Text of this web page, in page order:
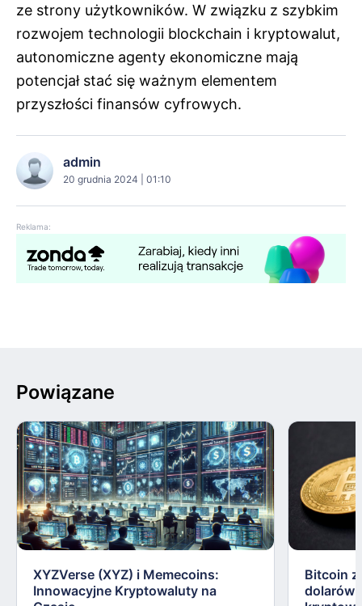
ze strony użytkowników. W związku z szybkim
rozwojem technologii blockchain i kryptowalut,
autonomiczne agenty ekonomiczne mają
potencjał stać się ważnym elementem
przyszłości finansów cyfrowych.
admin
20 grudnia 2024 | 01:10
Reklama:
Powiązane
XYZVerse (XYZ) i Memecoins:
Innowacyjne Kryptowaluty na
Bitcoin
dolarów: